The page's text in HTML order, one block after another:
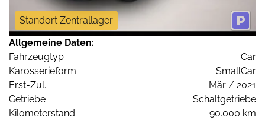
Standort Zentrallager
Allgemeine Daten:
Fahrzeugtyp
Car
Karosserieform
SmallCar
Erst-Zul.
Mär / 2021
Getriebe
Schaltgetriebe
Kilometerstand
90.000 km